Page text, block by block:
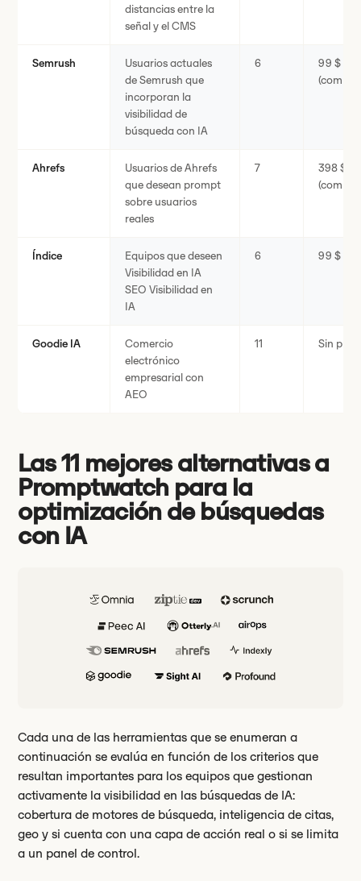
distancias entre la
señal y el CMS
Semrush
Usuarios actuales
de Semrush que
incorporan la
visibilidad de
búsqueda con IA
6
99 $ al
Ahrefs
Usuarios de Ahrefs
que desean prompt
sobre usuarios
reales
7
398 $ al
Índice
Equipos que deseen
Visibilidad en IA
SEO Visibilidad en
IA
6 99 $ al
Goodie IA
Comercio
electrónico
empresarial con
AEO
11 Sin
Las 11 mejores alternativas a
Promptwatch para la
optimización de búsquedas
con IA
Cada una de las herramientas que se enumeran a
continuación se evalúa en función de los criterios que
resultan importantes para los equipos que gestionan
activamente la visibilidad en las búsquedas de IA:
cobertura de motores de búsqueda, inteligencia de citas,
geo y si cuenta con una capa de acción real o si se limita
a un panel de control.